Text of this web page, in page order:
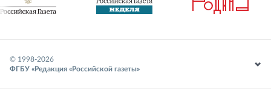
© 1998-2026
ФГБУ «Редакция «Российской газеты»